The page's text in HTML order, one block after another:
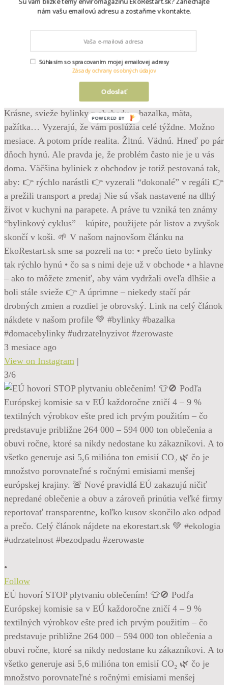
Krásne, svieže bylinky z obchodu – bazalka, mäta,
pažítka… Vyzerajú, že vám poslúžia celé týždne. Možno
mesiace. A potom príde realita. Žltnú. Vädnú. Hneď po pár
dňoch hynú. Ale pravda je, že problém často nie je u vás
doma. Väčšina byliniek z obchodov je totiž pestovaná tak,
aby: 👉 rýchlo narástli 👉 vyzerali “dokonalé” v regáli 👉
a prežili transport a predaj Nie sú však nastavené na dlhý
život v kuchyni na parapete. A práve tu vzniká ten známy
“bylinkový cyklus” – kúpite, použijete pár listov a zvyšok
skončí v koši. 🌱 V našom najnovšom článku na
EkoRestart.sk sme sa pozreli na to: • prečo tieto bylinky
tak rýchlo hynú • čo sa s nimi deje už v obchode • a hlavne
– ako to môžete zmeniť, aby vám vydržali oveľa dlhšie a
boli stále svieže 👉 A úprimne – niekedy stačí pár
drobných zmien a rozdiel je obrovský. Link na celý článok
nákdete v našom profile 💚 #bylinky #bazalka
#domacebylinky #udrzatelnyzivot #zerowaste
3 mesiace ago
View on Instagram |
3/6
•
Follow
EÚ hovorí STOP plytvaniu oblečením! 👕🚫 Podľa
Európskej komisie sa v EÚ každoročne zničí 4 – 9 %
textilných výrobkov ešte pred ich prvým použitím – čo
predstavuje približne 264 000 – 594 000 ton oblečenia a
obuvi ročne, ktoré sa nikdy nedostane ku zákazníkovi. A to
všetko generuje asi 5,6 milióna ton emisií CO₂ 🌿 čo je
množstvo porovnateľné s ročnými emisiami menšej
nám vašu emailovú adresu a zostaňme v kontakte.
Odoslať
Súhlasím so spracovaním mojej emailovej adresy
Zásady ochrany osobných údajov
POWERED BY